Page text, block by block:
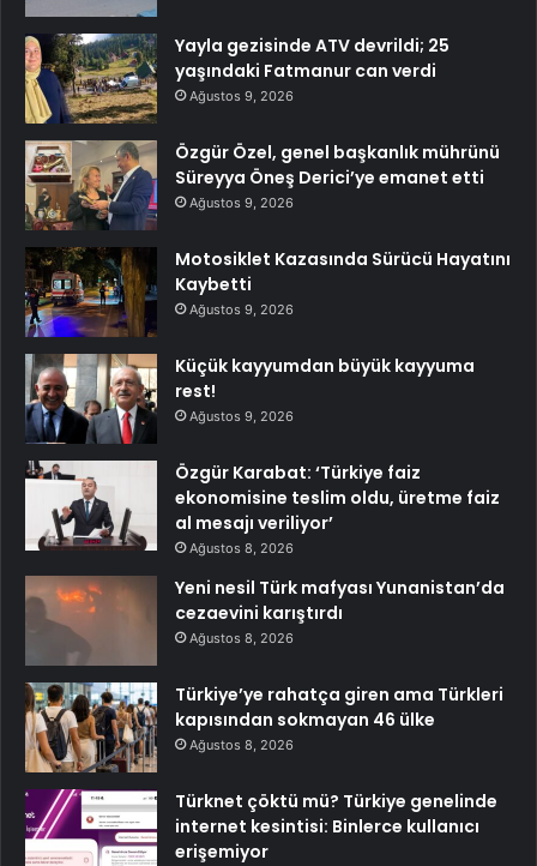
Yayla gezisinde ATV devrildi; 25
yaşındaki Fatmanur can verdi
Ağustos 9, 2026
Özgür Özel, genel başkanlık mührünü
Süreyya Öneş Derici’ye emanet etti
Ağustos 9, 2026
Motosiklet Kazasında Sürücü Hayatını
Kaybetti
Ağustos 9, 2026
Küçük kayyumdan büyük kayyuma
rest!
Ağustos 9, 2026
Özgür Karabat: ‘Türkiye faiz
ekonomisine teslim oldu, üretme faiz
al mesajı veriliyor’
Ağustos 8, 2026
Yeni nesil Türk mafyası Yunanistan’da
cezaevini karıştırdı
Ağustos 8, 2026
Türkiye’ye rahatça giren ama Türkleri
kapısından sokmayan 46 ülke
Ağustos 8, 2026
Türknet çöktü mü? Türkiye genelinde
internet kesintisi: Binlerce kullanıcı
erişemiyor